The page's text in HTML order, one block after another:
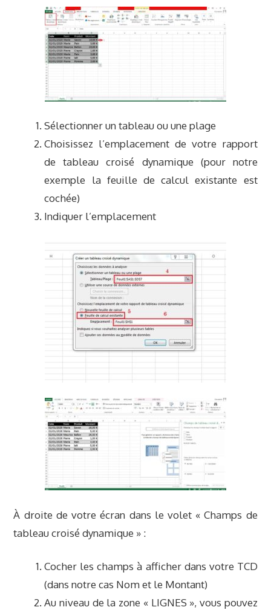
Sélectionner un tableau ou une plage
Choisissez l’emplacement de votre rapport
de tableau croisé dynamique (pour notre
exemple la feuille de calcul existante est
cochée)
Indiquer l’emplacement
À droite de votre écran dans le volet « Champs de
tableau croisé dynamique » :
Cocher les champs à afficher dans votre TCD
(dans notre cas Nom et le Montant)
Au niveau de la zone « LIGNES », vous pouvez